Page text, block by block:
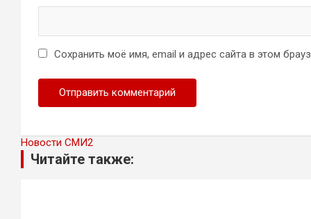
Сохранить моё имя, email и адрес сайта в этом
Новости СМИ2
Читайте также: